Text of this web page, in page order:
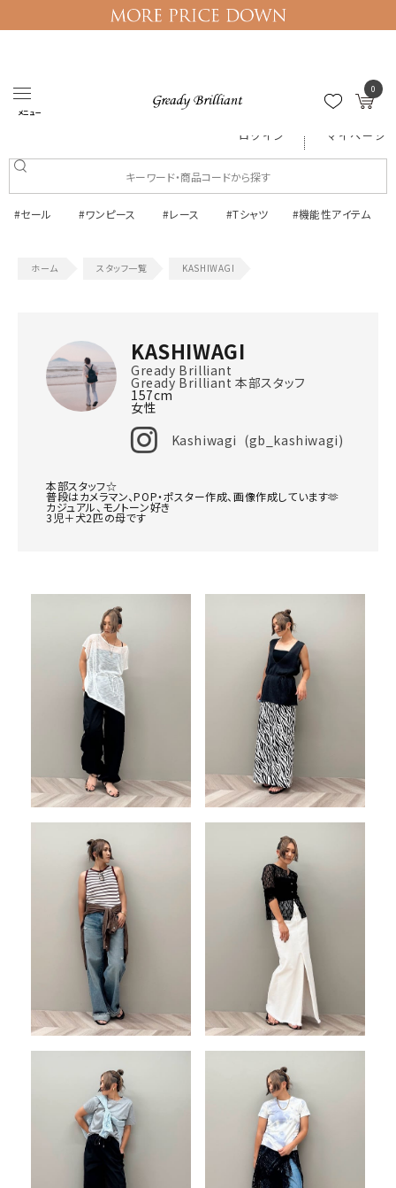
メニュー
0
ログイン マイページ
#セール #ワンピース #レース #Tシャツ #機能性アイテム
スタッフ一覧 KASHIWAGI
KASHIWAGI
Gready Brilliant
Gready Brilliant 本部スタッフ
157cm
女性
Kashiwagi
gb_kashiwagi
本部スタッフ☆
普段はカメラマン、POP・ポスター作成、画像作成しています🫶
カジュアル、モノトーン好き
3児＋犬2匹の母です